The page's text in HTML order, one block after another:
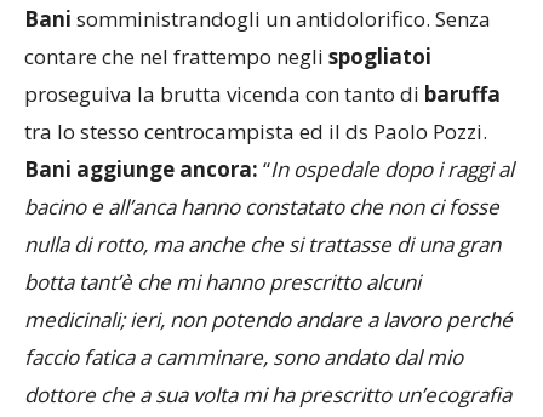
Bani somministrandogli un antidolorifico. Senza
contare che nel frattempo negli spogliatoi
proseguiva la brutta vicenda con tanto di baruffa
tra lo stesso centrocampista ed il ds Paolo Pozzi.
Bani aggiunge ancora: “In ospedale dopo i raggi al
bacino e all’anca hanno constatato che non ci fosse
nulla di rotto, ma anche che si trattasse di una gran
botta tant’è che mi hanno prescritto alcuni
medicinali; ieri, non potendo andare a lavoro perché
faccio fatica a camminare, sono andato dal mio
dottore che a sua volta mi ha prescritto un’ecografia